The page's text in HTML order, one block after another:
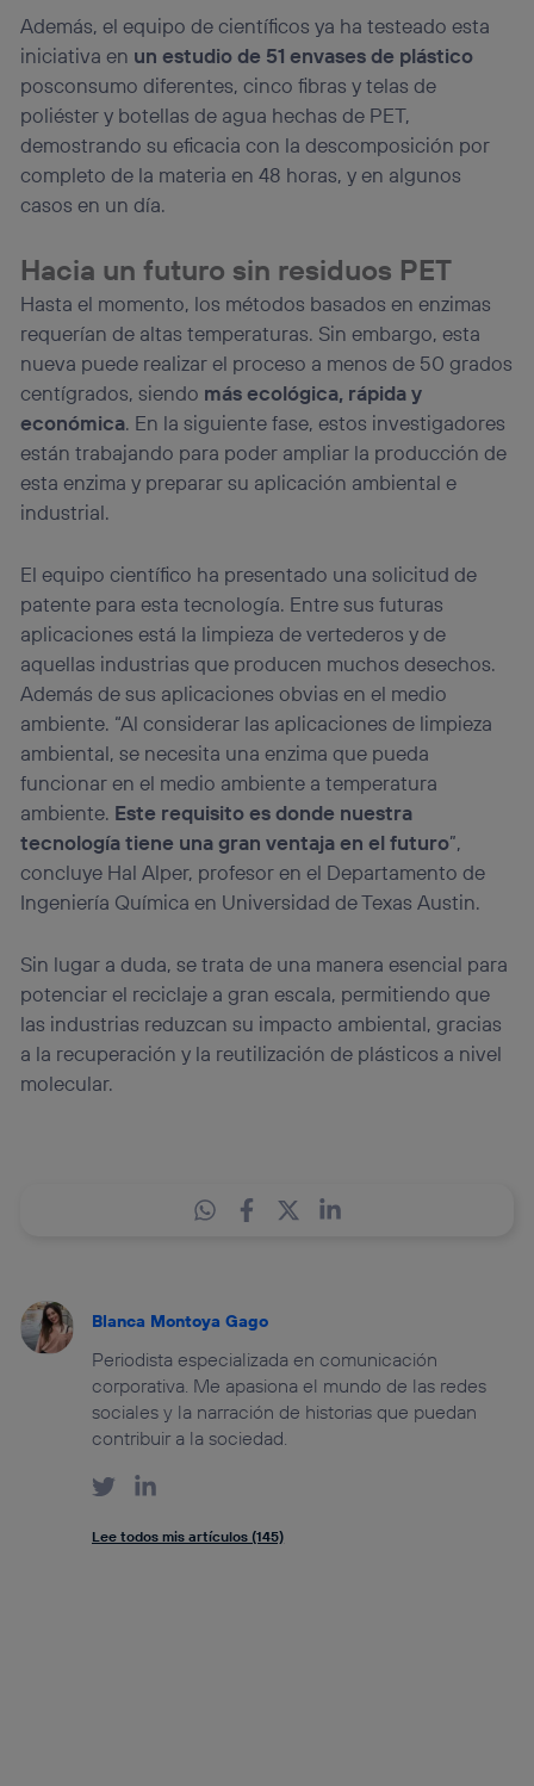
Además, el equipo de científicos ya ha testeado esta
iniciativa en un estudio de 51 envases de plástico
posconsumo diferentes, cinco fibras y telas de
poliéster y botellas de agua hechas de PET,
demostrando su eficacia con la descomposición por
completo de la materia en 48 horas, y en algunos
casos en un día.
Hacia un futuro sin residuos PET
Hasta el momento, los métodos basados en enzimas
requerían de altas temperaturas. Sin embargo, esta
nueva puede realizar el proceso a menos de 50 grados
centígrados, siendo más ecológica, rápida y
económica. En la siguiente fase, estos investigadores
están trabajando para poder ampliar la producción de
esta enzima y preparar su aplicación ambiental e
industrial.
El equipo científico ha presentado una solicitud de
patente para esta tecnología. Entre sus futuras
aplicaciones está la limpieza de vertederos y de
aquellas industrias que producen muchos desechos.
Además de sus aplicaciones obvias en el medio
ambiente. “Al considerar las aplicaciones de limpieza
ambiental, se necesita una enzima que pueda
funcionar en el medio ambiente a temperatura
ambiente. Este requisito es donde nuestra
tecnología tiene una gran ventaja en el futuro”,
concluye Hal Alper, profesor en el Departamento de
Ingeniería Química en Universidad de Texas Austin.
Sin lugar a duda, se trata de una manera esencial para
potenciar el reciclaje a gran escala, permitiendo que
las industrias reduzcan su impacto ambiental, gracias
a la recuperación y la reutilización de plásticos a nivel
molecular.
Blanca Montoya Gago
Periodista especializada en comunicación
corporativa. Me apasiona el mundo de las redes
sociales y la narración de historias que puedan
contribuir a la sociedad.
Lee todos mis artículos (145)